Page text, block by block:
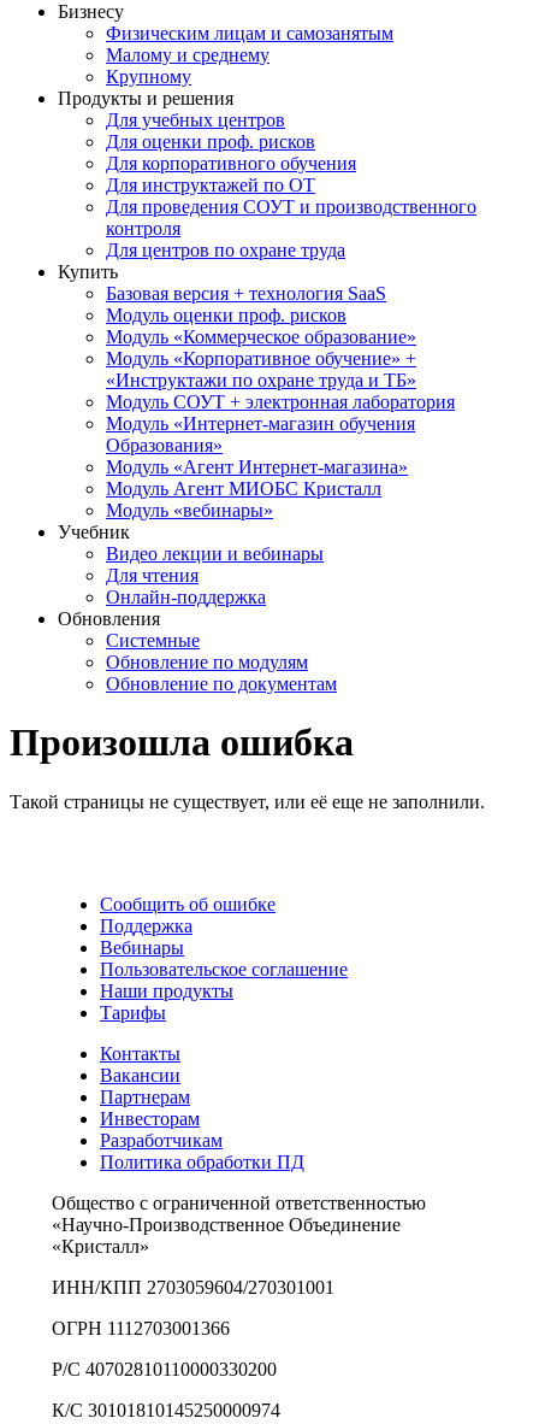
Бизнесу
Физическим лицам и самозанятым
Малому и среднему
Крупному
Продукты и решения
Для учебных центров
Для оценки проф. рисков
Для корпоративного обучения
Для инструктажей по ОТ
Для проведения СОУТ и производственного
контроля
Для центров по охране труда
Купить
Базовая версия + технология SaaS
Модуль оценки проф. рисков
Модуль «Коммерческое образование»
Модуль «Корпоративное обучение» +
«Инструктажи по охране труда и ТБ»
Модуль СОУТ + электронная лаборатория
Модуль «Интернет-магазин обучения
Образования»
Модуль «Агент Интернет-магазина»
Модуль Агент МИОБС Кристалл
Модуль «вебинары»
Учебник
Видео лекции и вебинары
Для чтения
Онлайн-поддержка
Обновления
Системные
Обновление по модулям
Обновление по документам
Произошла ошибка
Такой страницы не существует, или её еще не заполнили.
Сообщить об ошибке
Поддержка
Вебинары
Пользовательское соглашение
Наши продукты
Тарифы
Контакты
Вакансии
Партнерам
Инвесторам
Разработчикам
Политика обработки ПД
Общество с ограниченной ответственностью
«Научно-Производственное Объединение
«Кристалл»
ИНН/КПП 2703059604/270301001
ОГРН 1112703001366
Р/С 40702810110000330200
К/С 30101810145250000974